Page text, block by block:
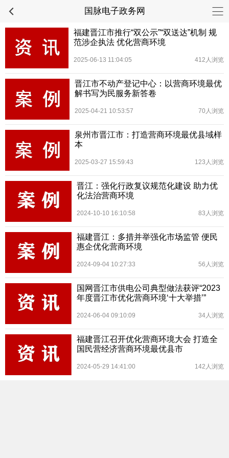
国脉电子政务网
福建晋江市推行“双公示”“双送达”机制 规
范涉企执法 优化营商环境
2025-06-13 11:04:05 412人浏览
晋江市不动产登记中心：以营商环境最优
解书写为民服务新答卷
2025-04-21 10:53:57 70人浏览
泉州市晋江市：打造营商环境最优县域样
本
2025-03-27 15:59:43 123人浏览
晋江：强化行政复议规范化建设 助力优
化法治营商环境
2024-10-10 16:10:58 83人浏览
福建晋江：多措并举强化市场监管 便民
惠企优化营商环境
2024-09-04 10:27:33 56人浏览
国网晋江市供电公司典型做法获评“2023
年度晋江市优化营商环境‘十大举措’”
2024-06-04 09:10:09 34人浏览
福建晋江召开优化营商环境大会 打造全
国民营经济营商环境最优县市
2024-05-29 14:41:00 142人浏览